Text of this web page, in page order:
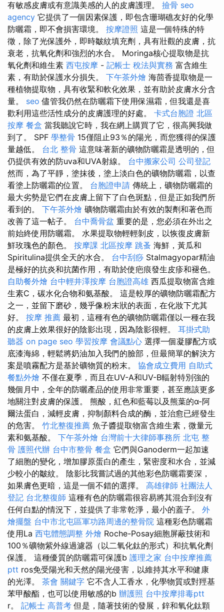
有敏感皮膚或有意識美感的人的皮膚護理。 撿骨 seo
agency 它提供了一個因素保護，即包含珊瑚礁友好的化學
防曬霜，即不會損害環境。 按摩證照 這是一個特殊的特
徵，除了光保護外，即時皺紋填充劑，具有壯觀的皮膚，抗
衰老，抗氧化劑和強烈的水合。 Moringa核心提取物是抗
氧化劑和維生素 西屯按摩 - 記帳士 稅法與實務 富含維生
素，有助於保護水分損失。 下午茶外燴 海茴香提取物是一
種植物提取物，具有收緊和軟化效果，並有助於皮膚水分含
量。 seo 儘管我仍然在防曬霜下使用保濕霜，但我還是喜
歡利用這些活性成分的皮膚護理的好處。 卡式台胞證 北區
按摩 餐盒 當我聽說它時，我在網上購買了它，很高興我做
到了。 SPF 學整骨 15僅阻止93％的陽光，而您獲得的保護
量越低。 台北 整骨 這意味著新的礦物防曬霜是透明的，但
仍提供有效的防uva和UVA射線。 台中搬家公司 公司登記
然而，為了平靜，塗抹後，塗上淡白色的礦物防曬霜，以查
看塗上防曬霜的位置。 台胞證申請 傳統上，礦物防曬霜的
最大劣勢是它們在皮膚上留下了白色斑點，但是正如我們所
看到的。 下午茶外燴 礦物防曬霜由於有效的製劑和著色而
改善了這一帖子。 台中喬骨盆 重要的是，您必須在外出之
前始終使用防曬霜。 水果提取物輕輕剝皮，以恢復皮膚新
鮮玫瑰色的顏色。 按摩課 北區按摩 跳蚤 海鮮，黃瓜和
Spiritulina提供全天的水合。 台中刮痧 Stalmagyopar精油
是極好的抗炎和抗菌作用，有助於使疤痕發生皮疹和褪色。
自助餐外燴 台中輕井澤按摩 台胞證高雄 西瓜提取物富含維
生素C，碳水化合物和氨基酸。 這是較厚的礦物防曬霜配方
之一，並留下磨砂，幾乎像粉末狀的表面，在化妝下尤其
好。 按摩 推薦 最初，這種有色的礦物防曬霜僅以一種在我
的皮膚上效果很好的陰影出現，因為陰影很輕。 耳掛式助
聽器 on page seo 學習按摩 會議點心 選擇一個凝膠配方或
底漆海綿，輕鬆將奶油加入我們的臉部，但最簡單的解決方
案是噴霧配方是基於礦物質的粉末。 協會成立費用 自助式
餐點外燴 不僅在夏季，而且在UV-A和UV-B輻射特別強的
幾個月中，全年的防曬產品的使用非常重要，甚至應該更多
地關注對皮膚的保護。 熊酸，紅色和藍莓以及熊葉的α-阿
爾法蛋白，減輕皮膚，抑制顏料合成的酶，並治愈已經發生
的危害。 竹北整復推薦 魚子醬提取物富含維生素，微量元
素和氨基酸。 下午茶外燴 台灣前十大律師事務所 北屯 整
骨 護照代辦 台中市整骨 餐盒 它們與Ganoderm一起加速
了細胞的變化，增加膠原蛋白的產生，緊密度和水合，並減
少較小的皺紋。 陰影比我嘗試過的其他彩色防曬霜要深，
如果膚色更暗，這是一個不錯的選擇。 高雄律師 社團法人
登記 台北整復師 這種有色的防曬霜很容易將其混合到沒有
任何白點的情況下，並提供了非常乾淨，最小的蓋子。 外
燴擺盤 台中市北屯區軍功路周邊的整骨院 這種彩色防曬霜
使用La 西屯體態調整 外燴 Roche-Posay細胞屏蔽技術和
100％礦物紫外線過濾器（以二氧化鈦的形式）和抗氧化劑
保護。 這種優質的防曬霜可保護b 護理之家 台中按摩推薦
ptt ros免受陽光和天然的陽光侵害，以維持其水平和健康
的光澤。 茶會 關鍵字 它不含人工香水，化學物質或對羥基
苯甲酸酯，也可以使用敏感的b 辦護照 台中按摩排毒ptt
r。 記帳士 高普考 但是，隨著技術的發展，鋅和氧化鈦顆